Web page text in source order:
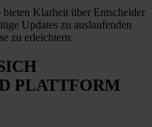
Klarheit über Entscheider
Updates zu auslaufenden
zu erleichtern.
PLATTFORM